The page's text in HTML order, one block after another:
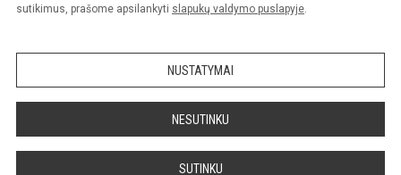
sutikimus, prašome apsilankyti slapukų valdymo puslapyje.
NUSTATYMAI
NESUTINKU
SUTINKU
Sumanus būdas atnaujinti